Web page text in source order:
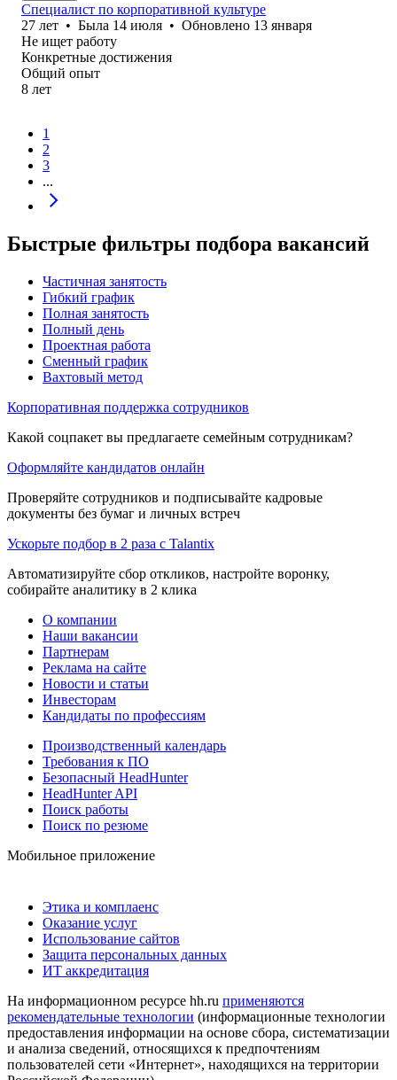
Специалист по корпоративной культуре
27 лет • Была 14 июля • Обновлено 13 января
Не ищет работу
Конкретные достижения
Общий опыт
8 лет
1
2
3
...
Быстрые фильтры подбора вакансий
Частичная занятость
Гибкий график
Полная занятость
Полный день
Проектная работа
Сменный график
Вахтовый метод
Корпоративная поддержка сотрудников
Какой соцпакет вы предлагаете семейным сотрудникам?
Оформляйте кандидатов онлайн
Проверяйте сотрудников и подписывайте кадровые
документы без бумаг и личных встреч
Ускорьте подбор в 2 раза с Talantix
Автоматизируйте сбор откликов, настройте воронку,
собирайте аналитику в 2 клика
О компании
Наши вакансии
Партнерам
Реклама на сайте
Новости и статьи
Инвесторам
Кандидаты по профессиям
Производственный календарь
Требования к ПО
Безопасный HeadHunter
HeadHunter API
Поиск работы
Поиск по резюме
Мобильное приложение
Этика и комплаенс
Оказание услуг
Использование сайтов
Защита персональных данных
ИТ аккредитация
На информационном ресурсе hh.ru применяются
рекомендательные технологии (информационные технологии
предоставления информации на основе сбора, систематизации
и анализа сведений, относящихся к предпочтениям
пользователей сети «Интернет», находящихся на территории